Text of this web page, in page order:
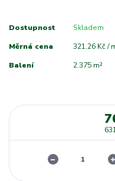
Dostupnost Skladem
Měrná cena 321,26 Kč /
Balení 2.375 m²